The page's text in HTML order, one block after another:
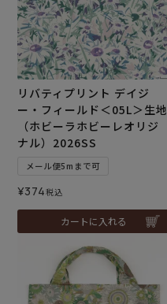
リバティプリント デイジ
ー・フィールド＜05L＞生地
（ホビーラホビーレオリジ
ナル）2026SS
メール便5mまで可
¥374税込
カートに入れる